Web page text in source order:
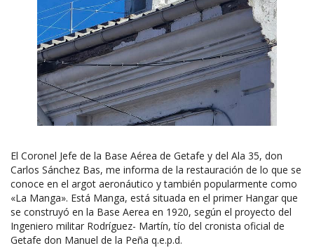
El Coronel Jefe de la Base Aérea de Getafe y del Ala 35, don
Carlos Sánchez Bas, me informa de la restauración de lo que se
conoce en el argot aeronáutico y también popularmente como
«La Manga». Está Manga, está situada en el primer Hangar que
se construyó en la Base Aerea en 1920, según el proyecto del
Ingeniero militar Rodríguez- Martín, tío del cronista oficial de
Getafe don Manuel de la Peña q.e.p.d.